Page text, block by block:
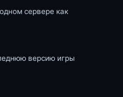
сервере как
версию игры